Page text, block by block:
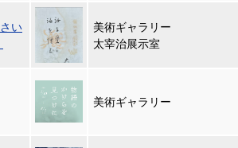
い
美術ギャラリー
太宰治展示室
美術ギャラリー